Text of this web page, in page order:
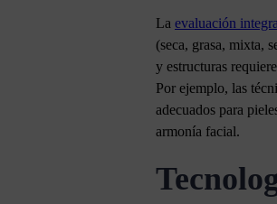
La evaluación
(seca, grasa, mixta,
y estructuras
Por ejemplo, las
adecuados para
armonía facial.